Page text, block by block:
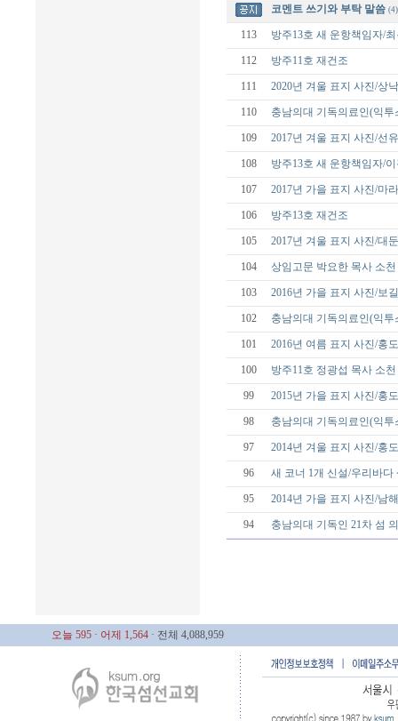
코멘트 쓰기와 부탁 말씀 (4)
113 방주13호 새 운항책임자/
112 방주11호 재건조
111 2020년 겨울 표지 사진/상
110 충남의대 기독의료인(익
109 2017년 겨울 표지 사진/선
108 방주13호 새 운항책임자/
107 2017년 가을 표지 사진/마
106 방주13호 재건조
105 2017년 겨울 표지 사진/대
104 상임고문 박요한 목사 소천
103 2016년 가을 표지 사진/보
102 충남의대 기독의료인(익투
101 2016년 여름 표지 사진/홍
100 방주11호 정광섭 목사 소천
99 2015년 가을 표지 사진/홍
98 충남의대 기독의료인(익
97 2014년 겨울 표지 사진/홍
96 새 코너 1개 신설/우리바다
95 2014년 가을 표지 사진/남
94 충남의대 기독인 21차 섬
오늘 595 · 어제 1,564 · 전체 4,088,959